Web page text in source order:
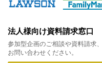
法人様向け資料請求窓口
参加型企画のご相談や資料請求
お問い合わせください。